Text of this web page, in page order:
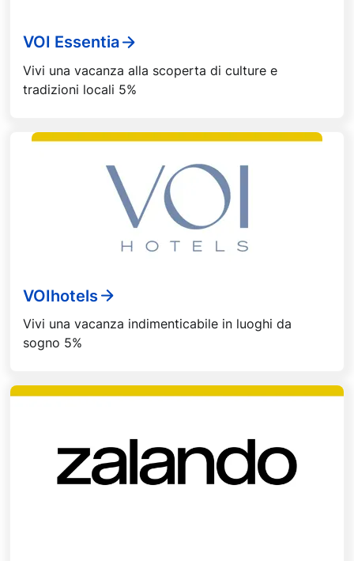
VOI Essentia
Vivi una vacanza alla scoperta di culture e
tradizioni locali 5%
VOIhotels
Vivi una vacanza indimenticabile in luoghi da
sogno 5%